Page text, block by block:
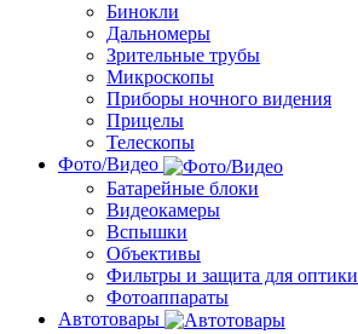
Бинокли
Дальномеры
Зрительные трубы
Микроскопы
Приборы ночного видения
Прицелы
Телескопы
Фото/Видео
Батарейные блоки
Видеокамеры
Вспышки
Объективы
Фильтры и защита для оптики
Фотоаппараты
Автотовары